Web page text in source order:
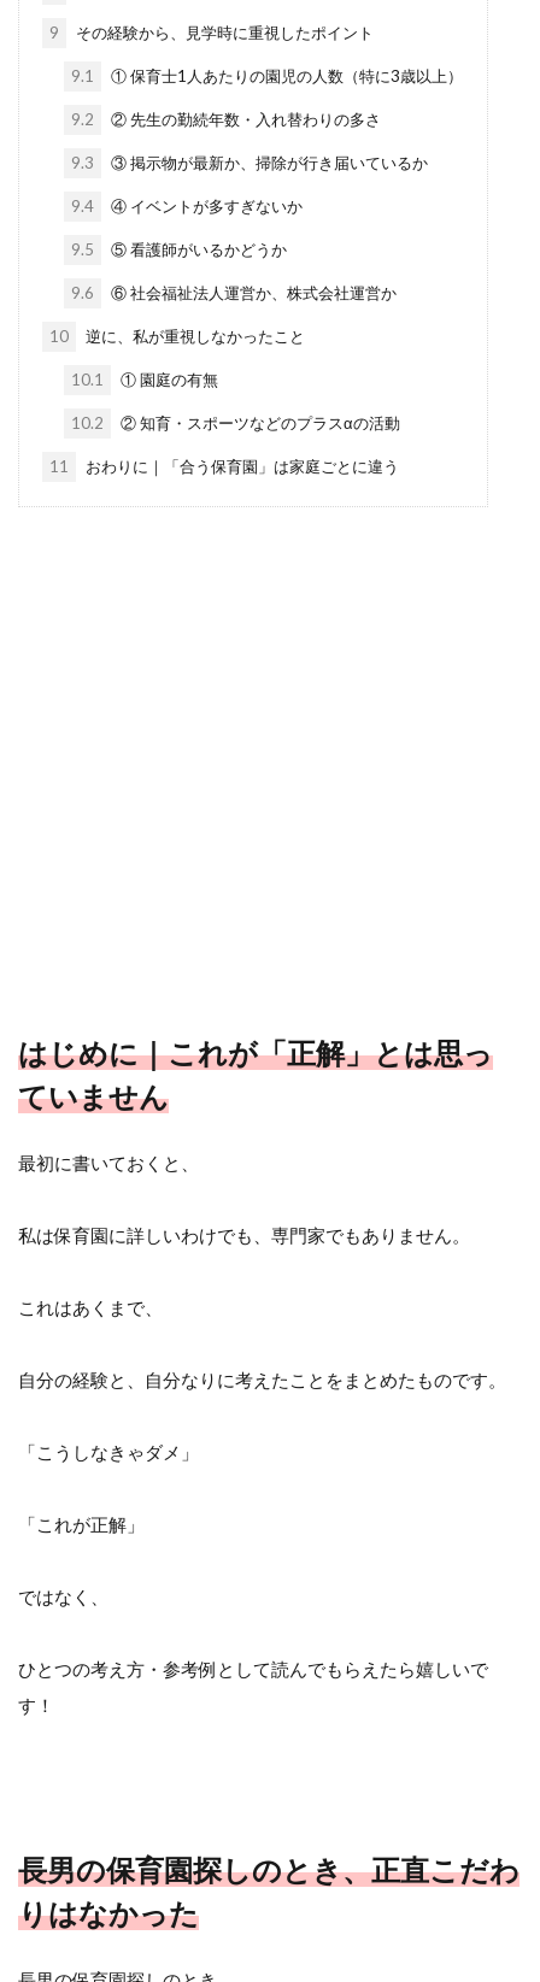
9 その経験から、見学時に重視したポイント
9.1 ① 保育士1人あたりの園児の人数（特に3歳以上）
9.2 ② 先生の勤続年数・入れ替わりの多さ
9.3 ③ 掲示物が最新か、掃除が行き届いているか
9.4 ④ イベントが多すぎないか
9.5 ⑤ 看護師がいるかどうか
9.6 ⑥ 社会福祉法人運営か、株式会社運営か
10 逆に、私が重視しなかったこと
10.1 ① 園庭の有無
10.2 ② 知育・スポーツなどのプラスαの活動
11 おわりに｜「合う保育園」は家庭ごとに違う
はじめに｜これが「正解」とは思っ
ていません
最初に書いておくと、
私は保育園に詳しいわけでも、専門家でもありません。
これはあくまで、
自分の経験と、自分なりに考えたことをまとめたものです。
「こうしなきゃダメ」
「これが正解」
ではなく、
ひとつの考え方・参考例として読んでもらえたら嬉しいで
す！
長男の保育園探しのとき、正直こだわ
りはなかった